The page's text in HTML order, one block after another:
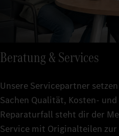
Beratung & Services
Unsere Servicepartner
Sachen Qualität, Kosten-
Reparaturfall steht dir der
Service mit Originalteilen